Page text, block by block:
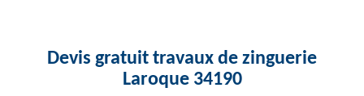
Devis gratuit travaux de zinguerie
Laroque 34190